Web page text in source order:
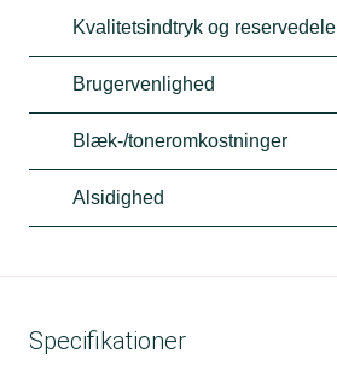
Kvalitetsindtryk og reservedele
Brugervenlighed
Blæk-/toneromkostninger
Alsidighed
Specifikationer